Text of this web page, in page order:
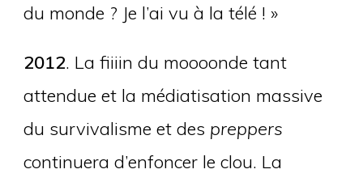
du monde ? Je l’ai vu à la télé ! »
2012. La fiiiin du moooonde tant
attendue et la médiatisation massive
du survivalisme et des preppers
continuera d’enfoncer le clou. La